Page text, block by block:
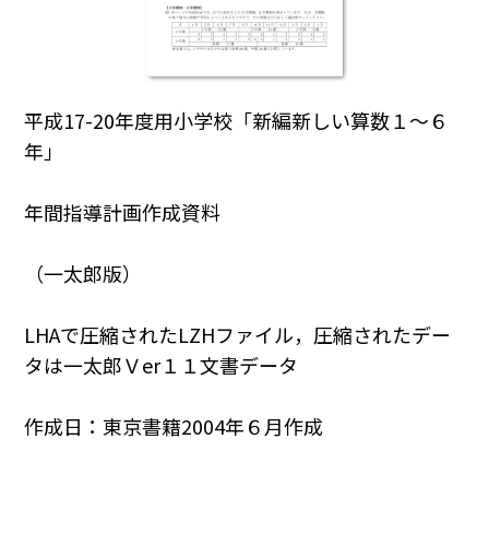
平成17-20年度用小学校「新編新しい算数１～６
年」
年間指導計画作成資料
（一太郎版）
LHAで圧縮されたLZHファイル，圧縮されたデー
タは一太郎Ｖer１１文書データ
作成日：東京書籍2004年６月作成